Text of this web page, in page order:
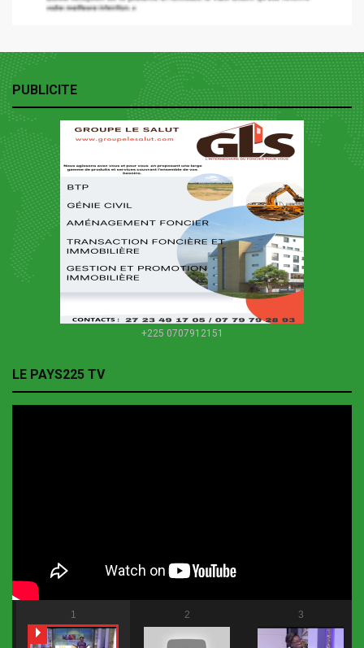
PUBLICITE
+225 0707912151
LE PAYS225 TV
1 2 3